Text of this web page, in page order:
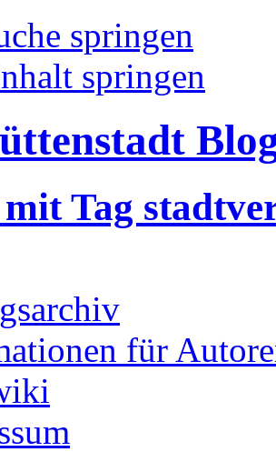
springen
springen
Tag
für